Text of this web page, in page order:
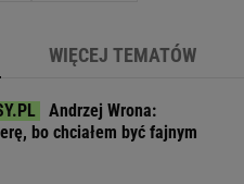
WIĘCEJ TEMATÓW
Andrzej Wrona:
bo chciałem być fajnym